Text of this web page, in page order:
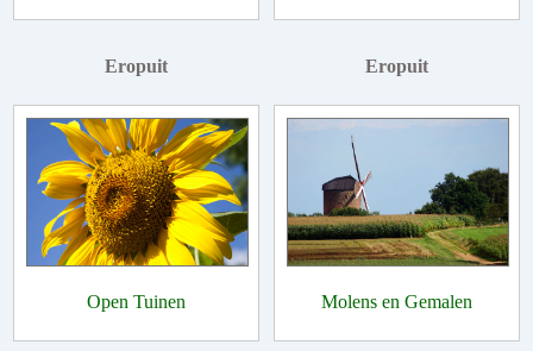
Eropuit
Open Tuinen
Eropuit
Molens en Gemalen